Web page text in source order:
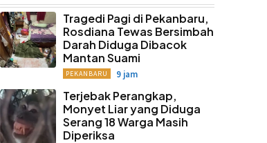
Tragedi Pagi di Pekanbaru,
Rosdiana Tewas Bersimbah
Darah Diduga Dibacok
Mantan Suami
PEKANBARU 9 jam
Terjebak Perangkap,
Monyet Liar yang Diduga
Serang 18 Warga Masih
Diperiksa